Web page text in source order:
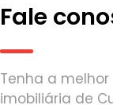
Fale
Tenha a
imobiliária de